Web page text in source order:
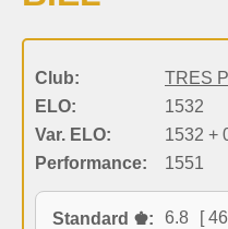
Club:
TRES
ELO:
1532
Var. ELO:
1532 +
Performance:
1551
Standard ♚: 6.8
[